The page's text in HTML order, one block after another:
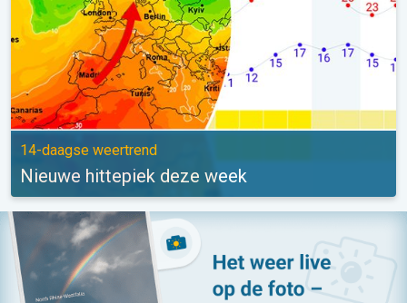
14-daagse weertrend
Nieuwe hittepiek deze week